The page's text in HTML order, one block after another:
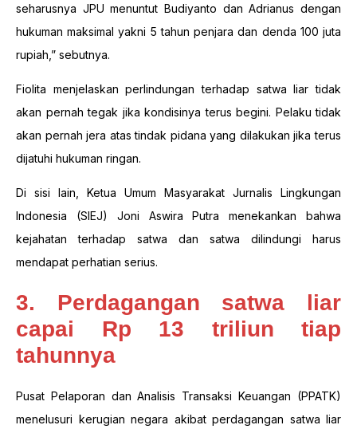
seharusnya JPU menuntut Budiyanto dan Adrianus dengan
hukuman maksimal yakni 5 tahun penjara dan denda 100 juta
rupiah,” sebutnya.
Fiolita menjelaskan perlindungan terhadap satwa liar tidak
akan pernah tegak jika kondisinya terus begini. Pelaku tidak
akan pernah jera atas tindak pidana yang dilakukan jika terus
dijatuhi hukuman ringan.
Di sisi lain, Ketua Umum Masyarakat Jurnalis Lingkungan
Indonesia (SIEJ) Joni Aswira Putra menekankan bahwa
kejahatan terhadap satwa dan satwa dilindungi harus
mendapat perhatian serius.
3. Perdagangan satwa liar
capai Rp 13 triliun tiap
tahunnya
Pusat Pelaporan dan Analisis Transaksi Keuangan (PPATK)
menelusuri kerugian negara akibat perdagangan satwa liar